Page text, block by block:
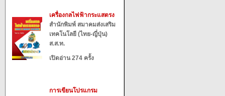
เครื่องกลไฟฟ้ากระแสตรง
สำนักพิมพ์ สมาคมส่งเสริม
เทคโนโลยี (ไทย-ญี่ปุ่น)
ส.ส.ท.
เปิดอ่าน 274 ครั้ง
การเขียนโปรแกรม